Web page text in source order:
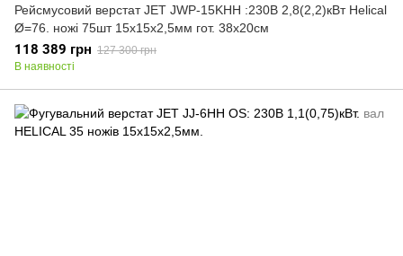
Рейсмусовий верстат JET JWP-15KHH :230В 2,8(2,2)кВт Helical
Ø=76. ножі 75шт 15х15х2,5мм гот. 38х20см
118 389 грн 127 300 грн
В наявності